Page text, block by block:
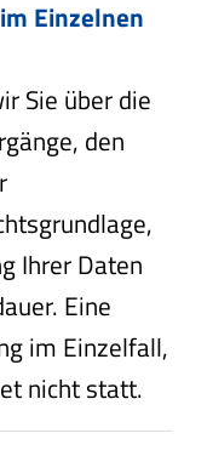
Einzelnen
Sie über die
den
Ihrer Daten
Eine
im Einzelfall,
nicht statt.